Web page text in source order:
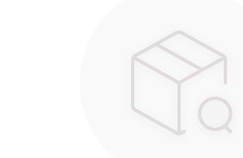
SOLUNUM CİHAZLARI
TANSİYON ALETLERİ
TEKERLEKLİ SANDALYE
VARİS ÇORAPLARI